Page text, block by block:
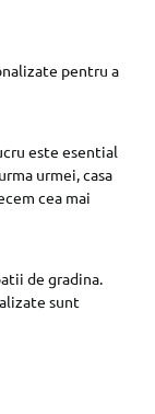
pentru a
este esential
urmei, casa
cea mai
de gradina.
sunt